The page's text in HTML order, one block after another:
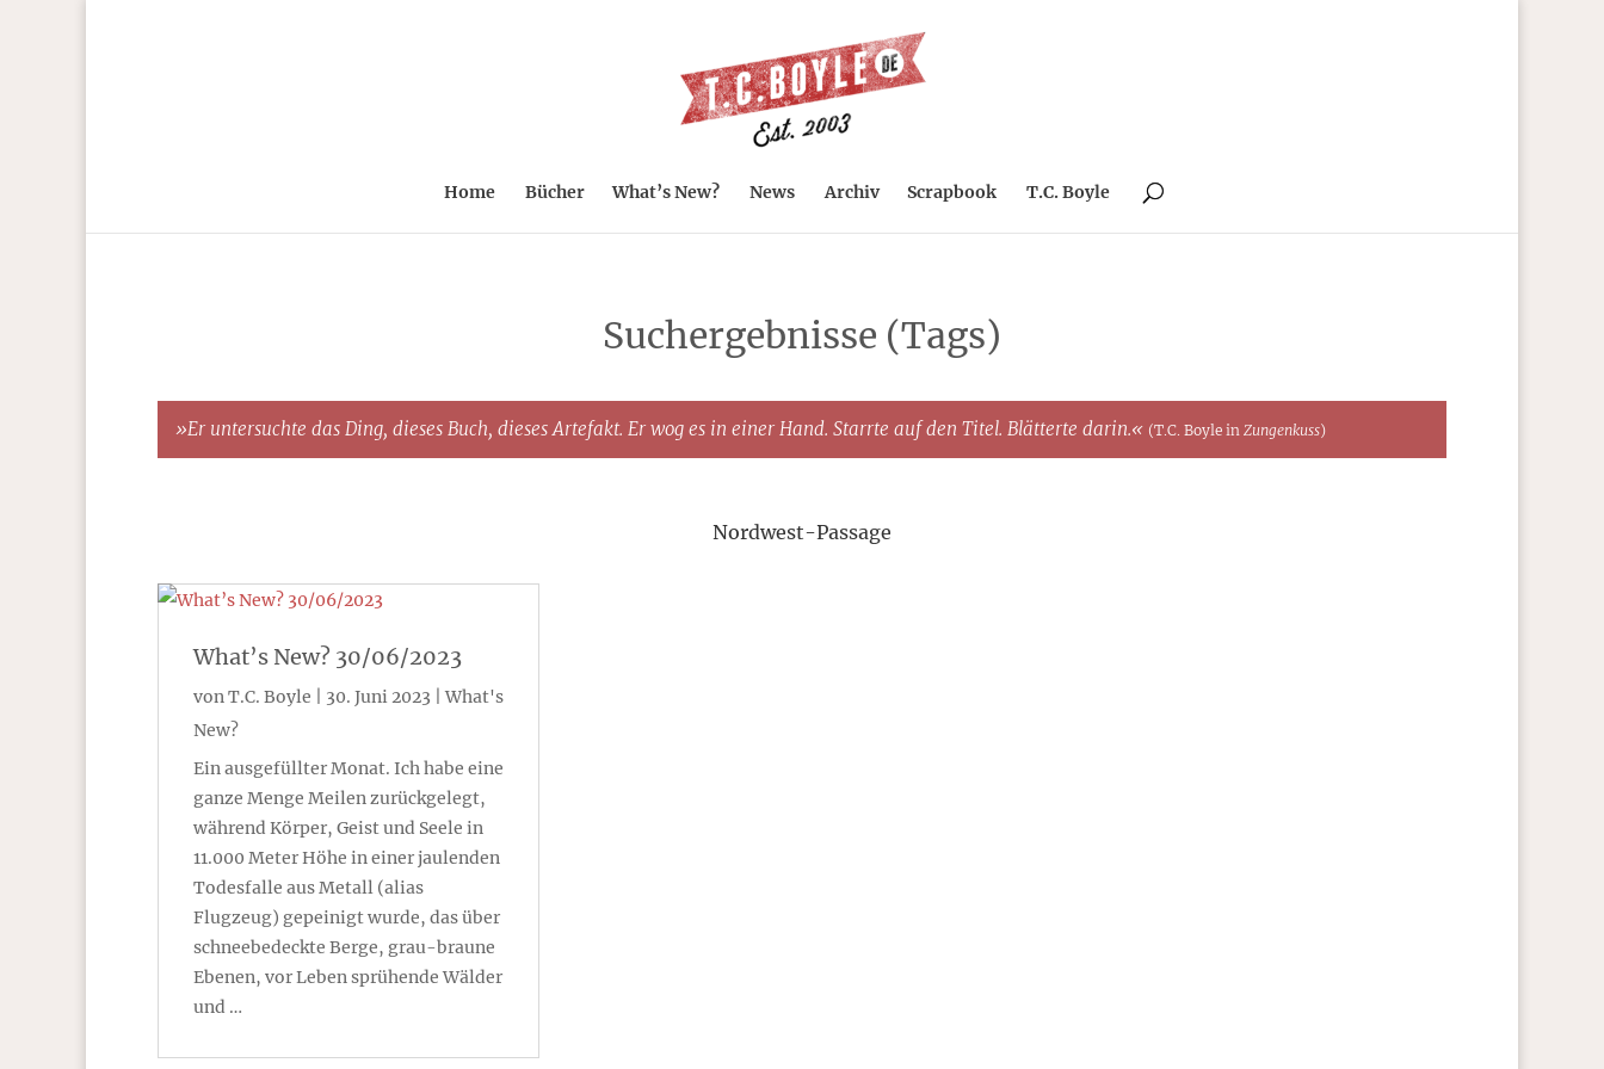
Home Bücher What’s New? News Archiv Scrapbook T.C. Boyle
Suchergebnisse (Tags)
»Er untersuchte das Ding, dieses Buch, dieses Artefakt. Er wog es in einer Hand. Starrte auf den Titel. Blätterte darin.« (T.C. Boyle in Zungenkuss)
Nordwest-Passage
What’s New? 30/06/2023
vonT.C. Boyle 30. Juni 2023 |What's
New?
Ein ausgefüllter Monat. Ich habe eine
ganze Menge Meilen zurückgelegt,
während Körper, Geist und Seele in
11.000 Meter Höhe in einer jaulenden
Todesfalle aus Metall (alias
Flugzeug) gepeinigt wurde, das über
schneebedeckte Berge, grau-braune
Ebenen, vor Leben sprühende Wälder
und …